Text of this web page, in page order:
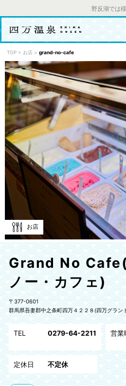
野反湖では様
温泉 宿
体験 イベント
中之条町その他
TOP > お店 >grand-no-cafe
お店
Grand No
ノー・カフェ)
〒377-0601
群馬県吾妻郡中之条町四万４２２８(四万グラン
TEL 0279-64-2211 営業
定休日 不定休